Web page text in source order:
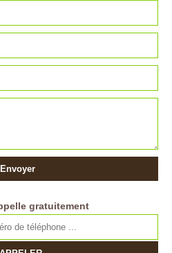
gratuitement